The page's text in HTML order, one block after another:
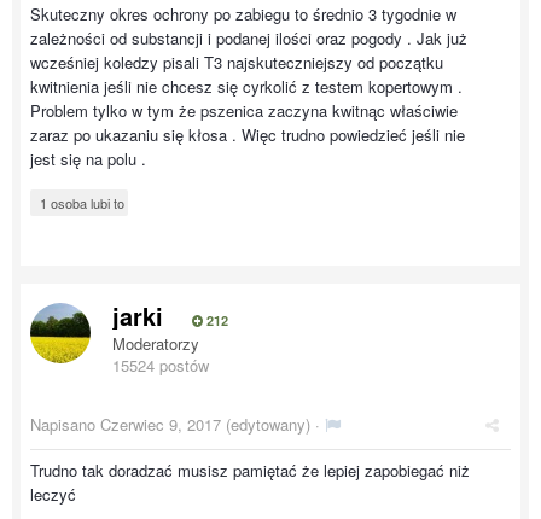
Skuteczny okres ochrony po zabiegu to średnio 3 tygodnie w
zależności od substancji i podanej ilości oraz pogody . Jak już
wcześniej koledzy pisali T3 najskuteczniejszy od początku
kwitnienia jeśli nie chcesz się cyrkolić z testem kopertowym .
Problem tylko w tym że pszenica zaczyna kwitnąc właściwie
zaraz po ukazaniu się kłosa . Więc trudno powiedzieć jeśli nie
jest się na polu .
1 osoba lubi to
jarki 212
Moderatorzy
15524 postów
Napisano Czerwiec 9, 2017 (edytowany) ·
Trudno tak doradzać musisz pamiętać że lepiej zapobiegać niż
leczyć